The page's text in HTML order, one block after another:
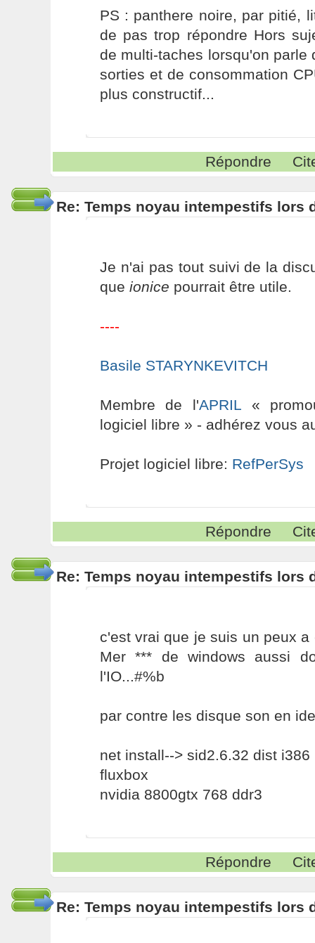
PS : panthere noire, par pitié,
de pas trop répondre Hors
de multi-taches lorsqu'on parle
sorties et de consommation
plus constructif...
Répondre
Re: Temps noyau intempestifs lors
Je n'ai pas tout suivi de la
que ionice pourrait être utile.
----
Basile STARYNKEVITCH
Membre de l'APRIL «
logiciel libre » - adhérez vous
Projet logiciel libre: RefPerSys
Répondre
Re: Temps noyau intempestifs lors
c'est vrai que je suis un peux
Mer *** de windows aussi
l'IO...#%b
par contre les disque son en
net install--> sid2.6.32 dist i386
fluxbox
nvidia 8800gtx 768 ddr3
Répondre
Re: Temps noyau intempestifs lors